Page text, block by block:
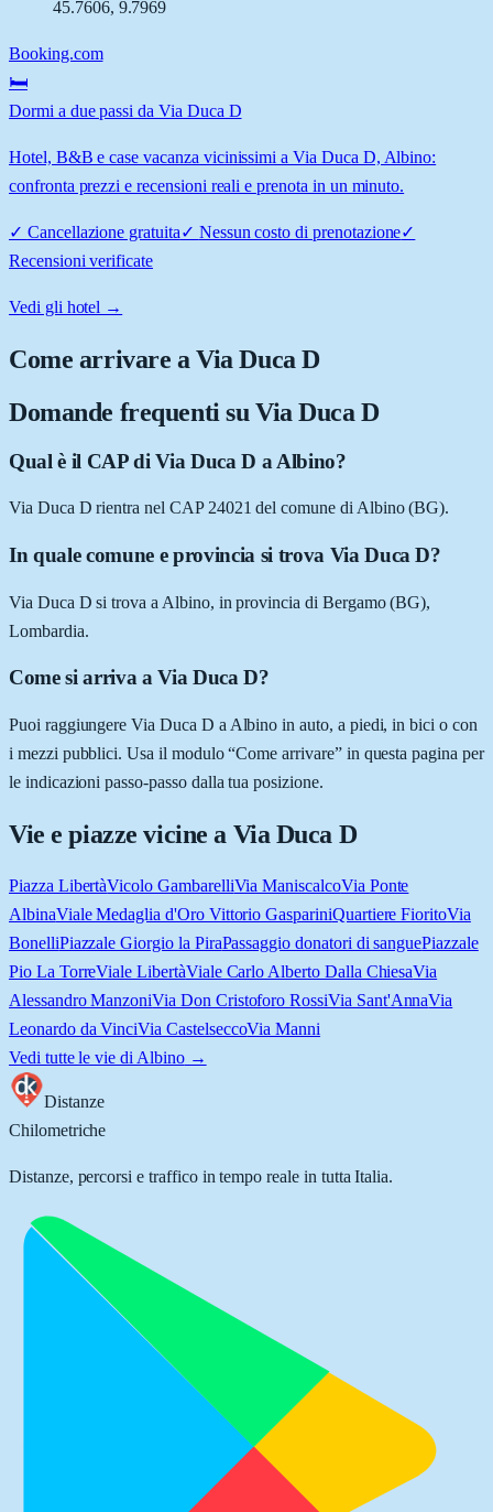
45.7606, 9.7969
Booking.com
🛏️
Dormi a due passi da Via Duca D
Hotel, B&B e case vacanza vicinissimi a Via Duca D, Albino:
confronta prezzi e recensioni reali e prenota in un minuto.
✓ Cancellazione gratuita✓ Nessun costo di prenotazione✓
Recensioni verificate
Vedi gli hotel →
Come arrivare aVia Duca D
Domande frequenti su Via Duca D
Qual è il CAP di Via Duca D a Albino?
Via Duca D rientra nel CAP 24021 del comune di Albino (BG).
In quale comune e provincia si trova Via Duca D?
Via Duca D si trova a Albino, in provincia di Bergamo (BG),
Lombardia.
Come si arriva a Via Duca D?
Puoi raggiungere Via Duca D a Albino in auto, a piedi, in bici o con
i mezzi pubblici. Usa il modulo “Come arrivare” in questa pagina per
le indicazioni passo-passo dalla tua posizione.
Vie e piazze vicine a Via Duca D
Piazza LibertàVicolo GambarelliVia ManiscalcoVia Ponte
AlbinaViale Medaglia d'Oro Vittorio GaspariniQuartiere FioritoVia
BonelliPiazzale Giorgio la PiraPassaggio donatori di sanguePiazzale
Pio La TorreViale LibertàViale Carlo Alberto Dalla ChiesaVia
Alessandro ManzoniVia Don Cristoforo RossiVia Sant'AnnaVia
Leonardo da VinciVia CastelseccoVia Manni
Vedi tutte le vie di Albino→
Distanze
Chilometriche
Distanze, percorsi e traffico in tempo reale in tutta Italia.